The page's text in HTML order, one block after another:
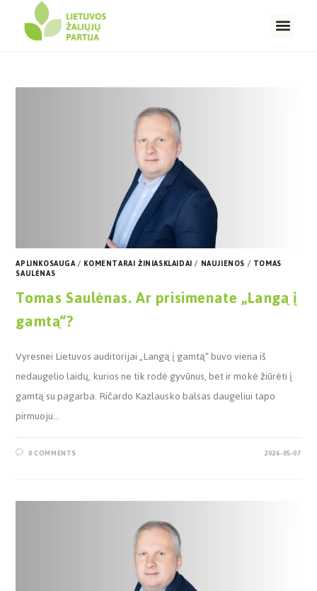
APLINKOSAUGA/ KOMENTARAI ŽINIASKLAIDAI/ NAUJIENOS/ TOMAS
SAULĖNAS
Tomas Saulėnas. Ar prisimenate „Langą į
gamtą“?
Vyresnei Lietuvos auditorijai „Langą į gamtą“ buvo viena iš
nedaugelio laidų, kurios ne tik rodė gyvūnus, bet ir mokė žiūrėti į
gamtą su pagarba. Ričardo Kazlausko balsas daugeliui tapo
pirmuoju…
0 COMMENTS 2026-05-07